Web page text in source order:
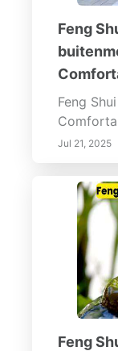
Feng
Feng
Jul 21, 2025
Feng